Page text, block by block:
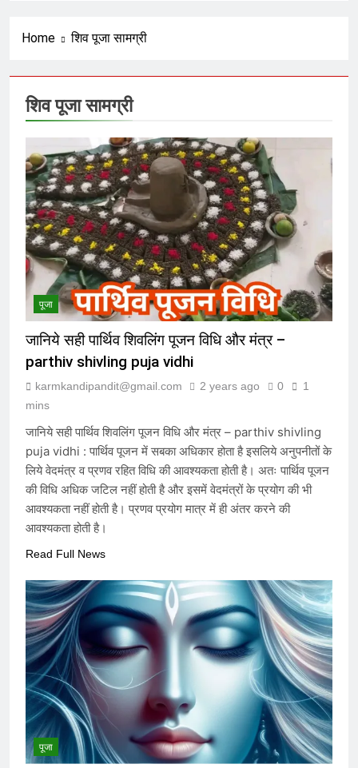
6 Months Ago
6 Months Ago
हिसाब तो चुकता करेगा; फिर आगे क्या ?
6 Months Ago
भगवा का नीलान्तरण हो गया और पता ही नहीं
चला
6 Months Ago
शंकराचार्य पर टिप्पणी करने से पूर्व चुल्लू भर
पानी तो ढूंढ लो ‘राष्ट्रवादियों’
7 Months Ago
विकास की वेदी पर अस्तित्व की आहुति: क्या
२०४७ का भारत केवल एक जलता हुआ खंडहर
होगा?
7 Months Ago
आक्रांताओं से अत्याचारी सरकार – सनातन
पर घनघोर प्रहार
7 Months Ago
हम संविधान के लिये नहीं बने हैं, संविधान हमारे
लिये है – संविधान हमारा निर्माता नहीं, निर्मित
संविदा है
7 Months Ago
Home शिव पूजा सामग्री
शिव पूजा सामग्री
पूजा
जानिये सही पार्थिव शिवलिंग पूजन विधि और मंत्र –
parthiv shivling puja vidhi
karmkandipandit@gmail.com 2 years ago 0
1
mins
जानिये सही पार्थिव शिवलिंग पूजन विधि और मंत्र – parthiv shivling
puja vidhi : पार्थिव पूजन में सबका अधिकार होता है इसलिये अनुपनीतों के
लिये वेदमंत्र व प्रणव रहित विधि की आवश्यकता होती है। अतः पार्थिव पूजन
की विधि अधिक जटिल नहीं होती है और इसमें वेदमंत्रों के प्रयोग की भी
आवश्यकता नहीं होती है। प्रणव प्रयोग मात्र में ही अंतर करने की
आवश्यकता होती है।
Read Full News
पूजा